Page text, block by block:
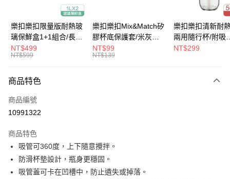
大哥付你分期
相關說明
【大哥付你分期使用說明】
1.本服務由台灣大哥大提供，台灣大哥大用戶可立即使用無須另外申請。
成交易。
4.訂單成立30分鐘內，如未前往確認交易或遇審核未通過，訂單將自動取
消。如遇「轉專審核」未通過狀況，表示未達大哥付你分期系統評分，恕無
1.分期款項不併入電信帳單，「大哥付你分期」於每月結算日後寄送繳費提
醒簡訊。
2.透過簡訊連結打開帳單後，可選擇「超商條碼／台灣大直營門市／銀行轉
帳／街口支付／iPASS MONEY」等通路繳費。
ATM付款
運送方式
付款後全家取貨
每筆NT$80，滿NT$888(含以上)免運費
每筆NT$80，滿NT$888(含以上)免運費
宅配
每筆NT$120，滿NT$1,000(含以上)免運費
樂扣樂扣限量版耐熱玻
璃保鮮盒1+1組合/長方
形/1L(LLG445KKSP2-
01)
NT$499
NT$599
樂扣樂扣Mix&Match矽
膠杯底保護套/米灰
(BOTTOM-
LHC4343BEG)
NT$99
NT$139
樂扣樂扣清新耐
兩用隨行杯/附吸
管/500ml/粉
NT$299
商品特色
商品編號
10991322
商品特色
吸管可360度，上下隨意攪拌。
防滑杯墊設計，瓶身更穩固。
吸管蓋可卡在凹槽中，防止遺失或掉落。